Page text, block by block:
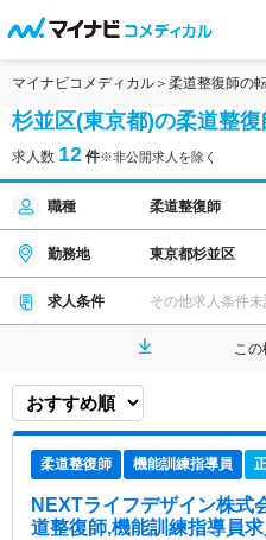
マイナビコメディカル 柔道整復師の
杉並区(東京都)の柔道整復
求人数 12 件※非公開求人を除く
職種 柔道整復師
勤務地 東京都杉並区
求人条件 その他求人条件未
こ
柔道整復師 機能訓練指導員
NEXTライフデザイン株式
道整復師,機能訓練指導員